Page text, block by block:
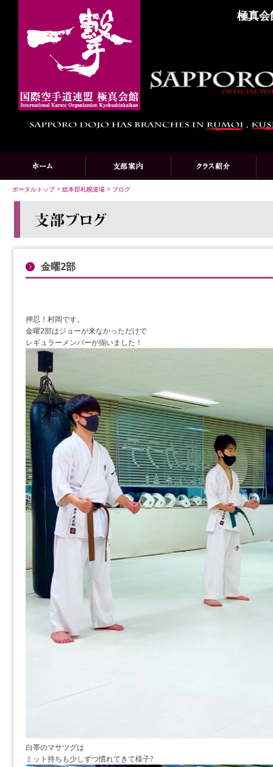
極真会
ポータルトップ> 総本部札幌道場 > ブログ
金曜2部
押忍！村岡です。
金曜2部はジョーが来なかっただけで
レギュラーメンバーが揃いました！
白帯のマサツグは
ミット持ちも少しずつ慣れてきて様子?